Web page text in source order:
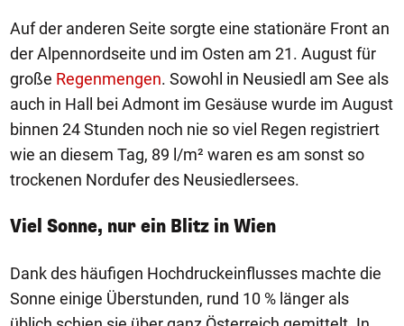
Auf der anderen Seite sorgte eine stationäre Front an
der Alpennordseite und im Osten am 21. August für
große Regenmengen. Sowohl in Neusiedl am See als
auch in Hall bei Admont im Gesäuse wurde im August
binnen 24 Stunden noch nie so viel Regen registriert
wie an diesem Tag, 89 l/m² waren es am sonst so
trockenen Nordufer des Neusiedlersees.
Viel Sonne, nur ein Blitz in Wien
Dank des häufigen Hochdruckeinflusses machte die
Sonne einige Überstunden, rund 10 % länger als